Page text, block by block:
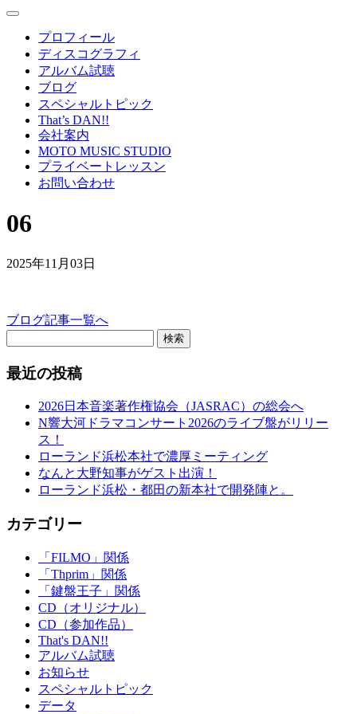
プロフィール
ディスコグラフィ
アルバム試聴
ブログ
スペシャルトピック
That’s DAN!!
会社案内
MOTO MUSIC STUDIO
プライベートレッスン
お問い合わせ
06
2025年11月03日
ブログ記事一覧へ
検索
最近の投稿
2026日本音楽著作権協会（JASRAC）の総会へ
N響大河ドラマコンサート2026のライブ盤がリリー
ス！
ローランド浜松本社で濃厚ミーティング
なんと大野知事がゲスト出演！
ローランド浜松・都田の新本社で開発陣と。
カテゴリー
「FILMO」関係
「Thprim」関係
「鍵盤王子」関係
CD（オリジナル）
CD（参加作品）
That's DAN!!
アルバム試聴
お知らせ
スペシャルトピック
データ